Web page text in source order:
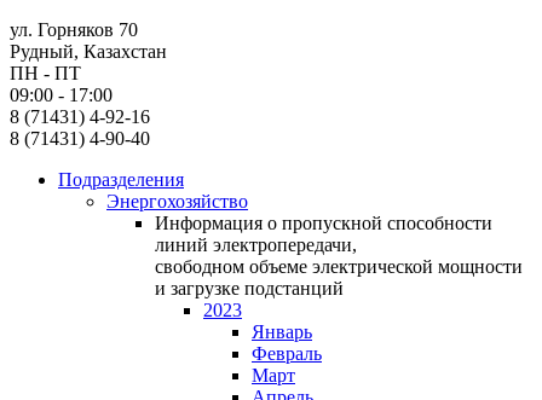
ул. Горняков 70
Рудный, Казахстан
ПН - ПТ
09:00 - 17:00
8 (71431) 4-92-16
8 (71431) 4-90-40
Подразделения
Энергохозяйство
Информация о пропускной способности
линий электропередачи,
свободном объеме электрической мощности
и загрузке подстанций
2023
Январь
Февраль
Март